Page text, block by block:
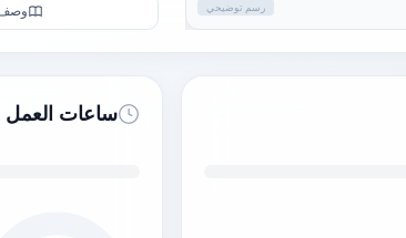
رسم توضيحي
ساعات العمل